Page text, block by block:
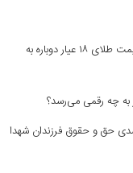
پیش بینی قیمت طلا و سکه امروز ۲ مهر ۱۴۰۴ / قیمت طلای ۱۸ عیار دوباره به
مسیر بهبود وضعیت/ افزایش ۱۲۰ درصدی حق و حقوق فرزندان شهدا